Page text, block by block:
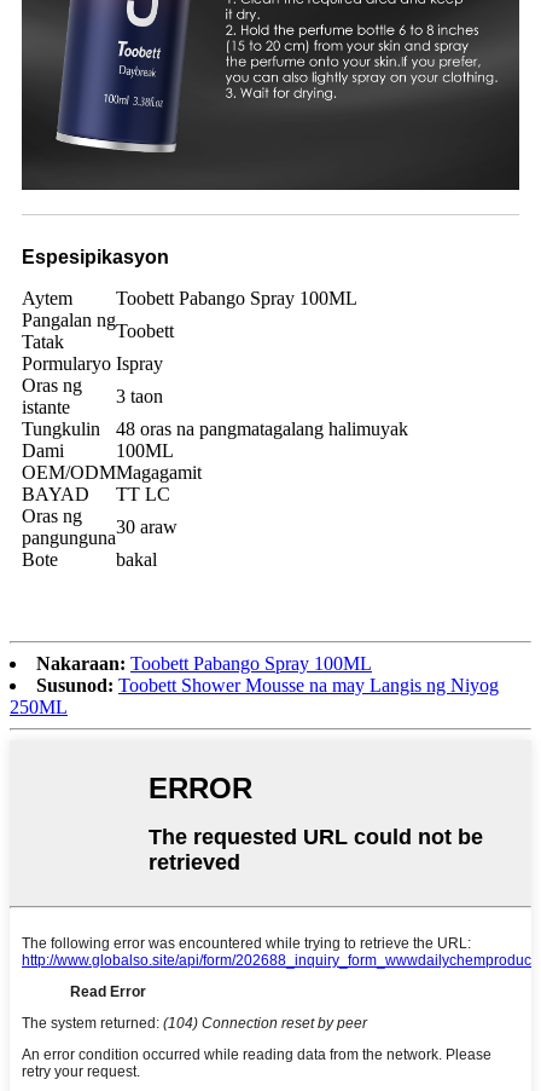
Espesipikasyon
Aytem
Toobett Pabango Spray 100ML
Pangalan ng
Tatak
Toobett
Pormularyo Ispray
Oras ng
istante
3 taon
Tungkulin
48 oras na pangmatagalang halimuyak
Dami
100ML
OEM/ODMMagagamit
BAYAD
TT LC
Oras ng
pangunguna
30 araw
Bote
bakal
Nakaraan: Toobett Pabango Spray 100ML
Susunod: Toobett Shower Mousse na may Langis ng Niyog
250ML